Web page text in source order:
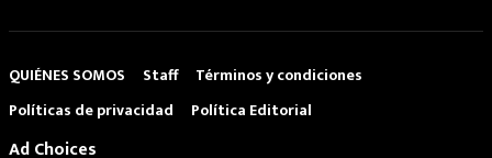
QUIÉNES SOMOS Staff
Términos y condiciones
Políticas de privacidad
Política Editorial
Ad Choices